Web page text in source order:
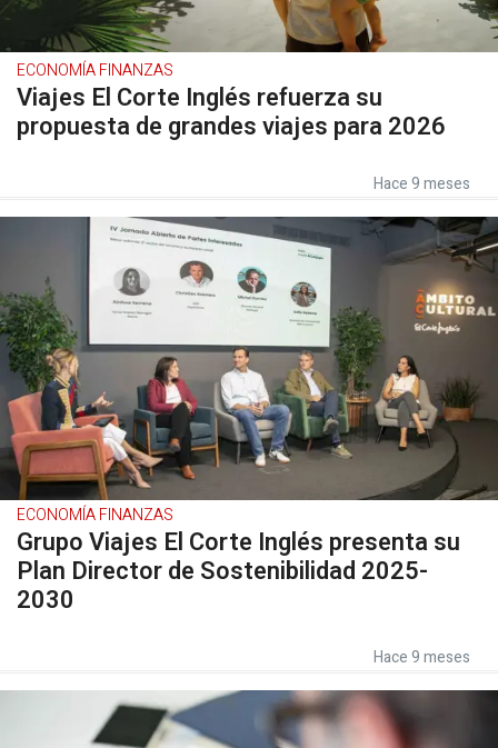
ECONOMÍA FINANZAS
Viajes El Corte Inglés refuerza su
propuesta de grandes viajes para 2026
Hace 9 meses
ECONOMÍA FINANZAS
Grupo Viajes El Corte Inglés presenta su
Plan Director de Sostenibilidad 2025-
2030
Hace 9 meses